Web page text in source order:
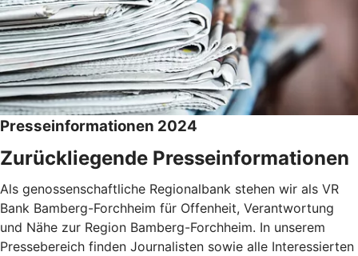
Presseinformationen 2024
Zurückliegende Presseinformationen
Als genossenschaftliche Regionalbank stehen wir als VR
Bank Bamberg-Forchheim für Offenheit, Verantwortung
und Nähe zur Region Bamberg-Forchheim. In unserem
Pressebereich finden Journalisten sowie alle Interessierten